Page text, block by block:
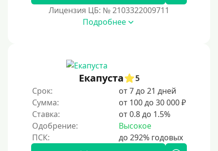
Под залог недвижимости
Под ПТС спецтехники
Под ПТС грузового автомобиля
Авто без ПТС
Цель
На Новый Год
Лицензия ЦБ: № 2103322009711
Подробнее
Екапуста
5
Срок:
от 7 до 21 дней
Сумма:
от 100 до 30 000 ₽
Ставка:
от 0.8 до 1.5%
Одобрение:
Высокое